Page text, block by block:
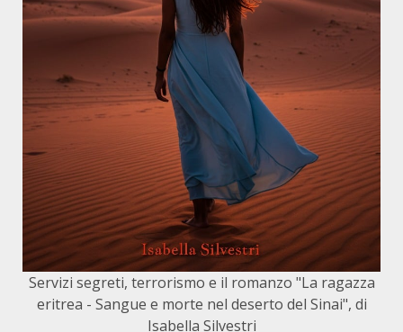
Servizi segreti, terrorismo e il romanzo "La ragazza
eritrea - Sangue e morte nel deserto del Sinai", di
Isabella Silvestri